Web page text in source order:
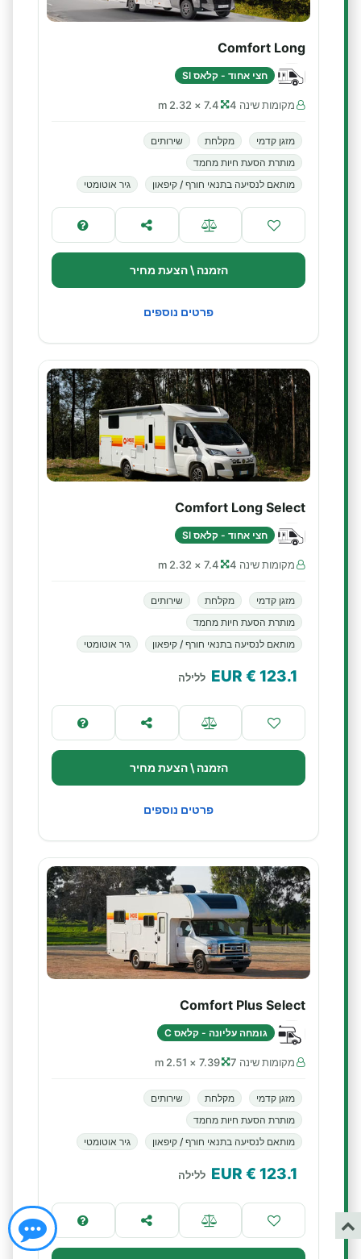
Comfort Long
חצי אחוד - קלאס SI
מקומות שינה 4 7.4 × 2.32 m
מזגן קדמי מקלחת
שירותים
מותרת הסעת חיות מחמד
מותאם לנסיעה בתנאי חורף / קיפאון
גיר אוטומטי
הזמנה \ הצעת מחיר
פרטים נוספים
Comfort Long Select
חצי אחוד - קלאס SI
מקומות שינה 4 7.4 × 2.32 m
מזגן קדמי מקלחת
שירותים
מותרת הסעת חיות מחמד
מותאם לנסיעה בתנאי חורף / קיפאון
גיר אוטומטי
123.1
€ EUR ללילה
הזמנה \ הצעת מחיר
פרטים נוספים
Comfort Plus Select
גומחה עליונה - קלאס C
מקומות שינה 7 7.39 × 2.51 m
מזגן קדמי מקלחת
שירותים
מותרת הסעת חיות מחמד
מותאם לנסיעה בתנאי חורף / קיפאון
גיר אוטומטי
123.1
€ EUR ללילה